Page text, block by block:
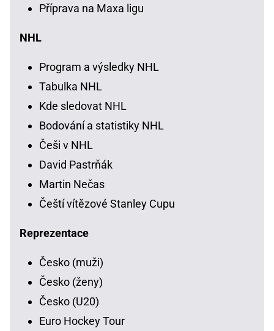
Příprava na Maxa ligu
NHL
Program a výsledky NHL
Tabulka NHL
Kde sledovat NHL
Bodování a statistiky NHL
Češi v NHL
David Pastrňák
Martin Nečas
Čeští vítězové Stanley Cupu
Reprezentace
Česko (muži)
Česko (ženy)
Česko (U20)
Euro Hockey Tour